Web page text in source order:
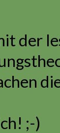
der
;-)